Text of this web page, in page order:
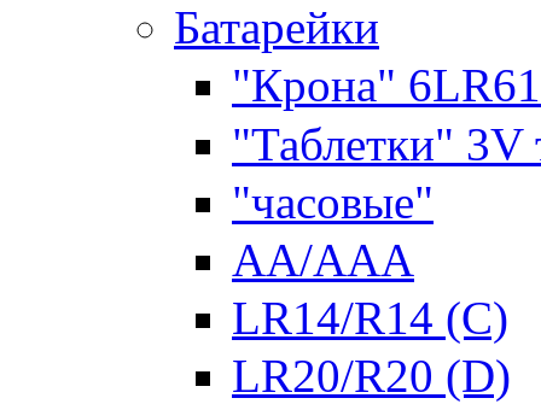
Батарейки
"Крона"
"Таблетки" 3V
"часовые"
AA/AAA
LR14/R14 (C)
LR20/R20 (D)